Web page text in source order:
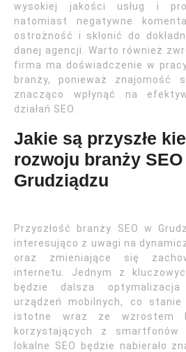
wysokiej jakości usług i
natomiast negatywne
ostrożność i skłonić do
danej agencji. Warto również
firma ma doświadczenie w
branży, ponieważ znajomość
znacząco wpłynąć na
działań SEO.
Jakie są przyszłe
rozwoju branży SEO
Grudziądzu
Przyszłość branży SEO w
interesująco z uwagi na
oraz zmieniające się
internetu. Jednym z
będzie dalsza
urządzeń mobilnych, co
istotne wraz ze wzrostem
korzystających z smartfonów
lokalne SEO będzie nabierało